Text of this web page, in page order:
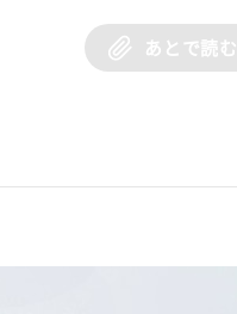
あとで読む